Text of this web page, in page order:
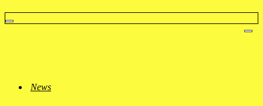
Navigationsmenü
News